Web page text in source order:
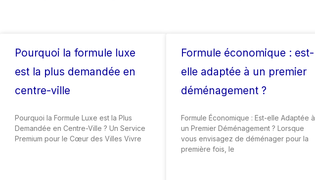
Pourquoi la formule luxe
est la plus demandée en
centre-ville
Pourquoi la Formule Luxe est la Plus
Demandée en Centre-Ville ? Un Service
Premium pour le Cœur des Villes Vivre
Formule économique : est-
elle adaptée à un premier
déménagement ?
Formule Économique : Est-elle Adaptée à
un Premier Déménagement ? Lorsque
vous envisagez de déménager pour la
première fois, le